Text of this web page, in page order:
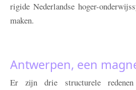
rigide Nederlandse hoger-
maken.
Antwerpen, een
Er zijn drie structurele redenen